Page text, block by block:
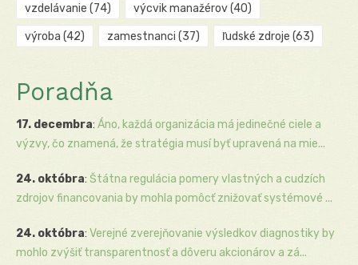
vzdelávanie (74) výcvik manažérov(40)
výroba (42) zamestnanci (37) ľudské zdroje (63)
Poradňa
17. decembra: Áno, každá organizácia má jedinečné ciele a
výzvy, čo znamená, že stratégia musí byť upravená na mie...
24. októbra: Štátna regulácia pomery vlastných a cudzích
zdrojov financovania by mohla pomôcť znižovať systémové ...
24. októbra: Verejné zverejňovanie výsledkov diagnostiky by
mohlo zvýšiť transparentnosť a dôveru akcionárov a zá...